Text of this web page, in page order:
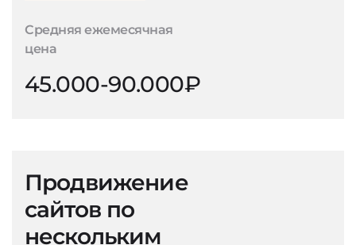
Средняя ежемесячная
цена
45.000-90.000₽
Продвижение
сайтов по
нескольким